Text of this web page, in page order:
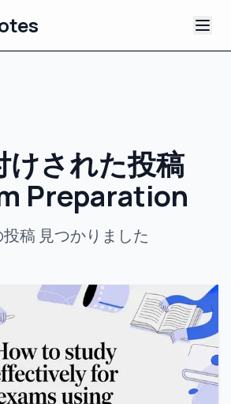
AI動画ノート
チュートリアル
について
ブログ
けされた投稿
Preparation
稿 見つかりました